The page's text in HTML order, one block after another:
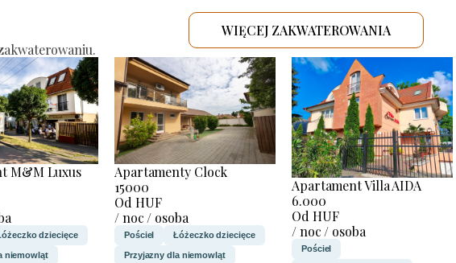
WIĘCEJ ZAKWATEROWANIA
M&M Luxus
dziecięce
niemowląt
Apartamenty Clock
15000
Od HUF
/ noc / osoba
Pościel Łóżeczko dziecięce
Przyjazny dla niemowląt
Apartament Villa AIDA
6.000
Od HUF
/ noc / osoba
Pościel